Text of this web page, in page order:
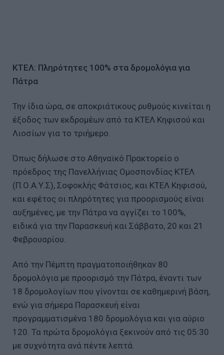
ΚΤΕΛ: Πληρότητες 100% στα δρομολόγια για
Πάτρα
Την ίδια ώρα, σε αποκριάτικους ρυθμούς κινείται η
έξοδος των εκδρομέων από τα ΚΤΕΛ Κηφισού και
Λιοσίων για το τριήμερο.
Όπως δήλωσε στο Αθηναϊκό Πρακτορείο ο
πρόεδρος της Πανελλήνιας Ομοσπονδίας ΚΤΕΛ
(Π.Ο.Α.Υ.Σ), Σοφοκλής Φάτσιος, και ΚΤΕΛ Κηφισού,
και εφέτος οι πληρότητες για προορισμούς είναι
αυξημένες, με την Πάτρα να αγγίζει το 100%,
ειδικά για την Παρασκευή και Σάββατο, 20 και 21
Φεβρουαρίου.
Από την Πέμπτη πραγματοποιήθηκαν 80
δρομολόγια με προορισμό την Πάτρα, έναντι των
18 δρομολογίων που γίνονται σε καθημερινή βάση,
ενώ για σήμερα Παρασκευή είναι
προγραμματισμένα 180 δρομολόγια και για αύριο
120. Τα πρώτα δρομολόγια ξεκινούν από τις 05:30
με συχνότητα ανά πέντε λεπτά.